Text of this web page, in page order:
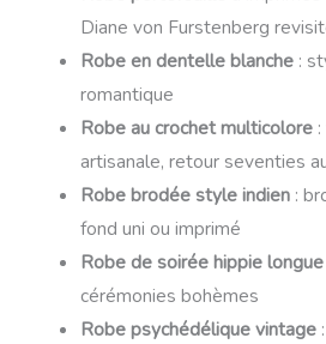
Diane von Furstenberg
Robe en dentelle blanche:
romantique
Robe au crochet multicolore:
artisanale, retour seventies
Robe brodée style indien:
fond uni ou imprimé
Robe de soirée hippie longue
cérémonies bohèmes
Robe psychédélique vintage: